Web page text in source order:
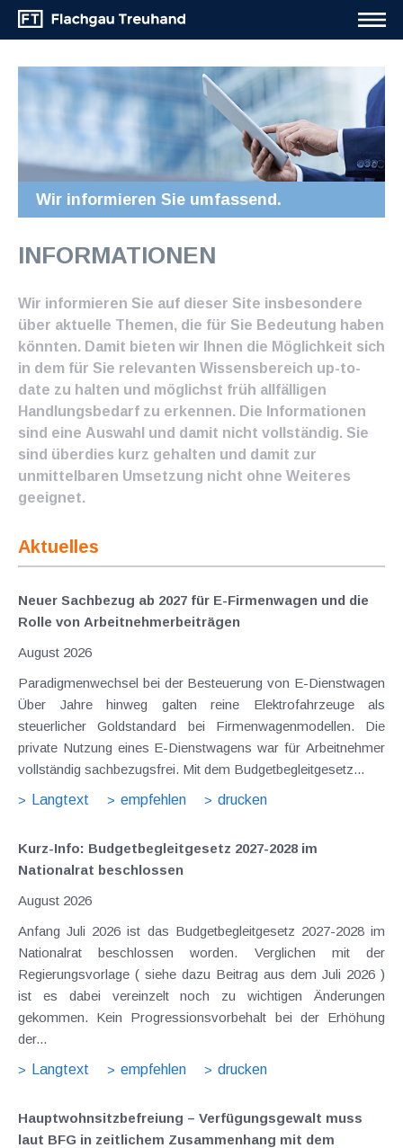
Wir informieren Sie umfassend.
INFORMATIONEN
Wir informieren Sie auf dieser Site insbesondere
über aktuelle Themen, die für Sie Bedeutung haben
könnten. Damit bieten wir Ihnen die Möglichkeit sich
in dem für Sie relevanten Wissensbereich up-to-
date zu halten und möglichst früh allfälligen
Handlungsbedarf zu erkennen. Die Informationen
sind eine Auswahl und damit nicht vollständig. Sie
sind überdies kurz gehalten und damit zur
unmittelbaren Umsetzung nicht ohne Weiteres
geeignet.
Aktuelles
Neuer Sachbezug ab 2027 für E-Firmenwagen und die
Rolle von Arbeitnehmer​­beiträgen
August 2026
Paradigmenwechsel bei der Besteuerung von E-Dienstwagen
Über Jahre hinweg galten reine Elektrofahrzeuge als
steuerlicher Goldstandard bei Firmenwagenmodellen. Die
private Nutzung eines E-Dienstwagens war für Arbeitnehmer
vollständig sachbezugsfrei. Mit dem Budgetbegleitgesetz...
Langtext
empfehlen drucken
Kurz-Info: Budgetbegleitgesetz 2027-2028 im
Nationalrat beschlossen
August 2026
Anfang Juli 2026 ist das Budgetbegleitgesetz 2027-2028 im
Nationalrat beschlossen worden. Verglichen mit der
Regierungsvorlage ( siehe dazu Beitrag aus dem Juli 2026 )
ist es dabei vereinzelt noch zu wichtigen Änderungen
gekommen. Kein Progressionsvorbehalt bei der Erhöhung
der...
Langtext
empfehlen drucken
Hauptwohnsitz​­befreiung – Verfügungsgewalt muss
laut BFG in zeitlichem Zusammenhang mit dem